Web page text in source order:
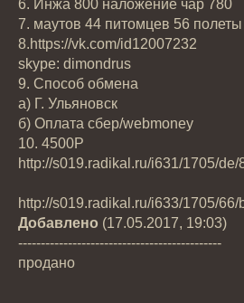
6. Инжа 800 наложение чар 780
7. маутов 44 питомцев 56
8.https://vk.com/id12007232
skype: dimondrus
9. Способ обмена
а) Г. Ульяновск
б) Оплата сбер/webmoney
10. 4500Р
http://s019.radikal.ru/i631/1705/
http://s019.radikal.ru/i633/1705/
Добавлено (17.05.2017, 19:03)
---------------------------------------------
продано